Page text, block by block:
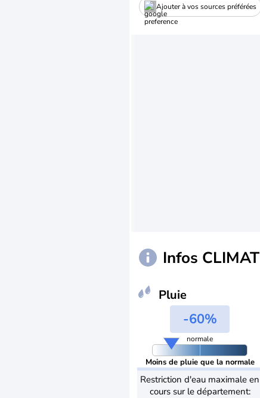
Ajouter à vos sources préférées
Infos CLIMAT
Pluie
-60%
normale
Moins de pluie que la normale
Restriction d'eau maximale en
cours sur le département: